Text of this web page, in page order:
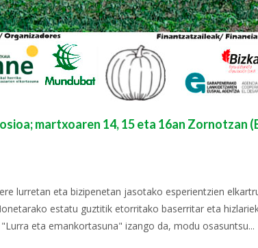
martxoaren 14, 15 eta 16an Zornotzan
lurretan eta bizipenetan jasotako esperientzien
estatu guztitik etorritako baserritar eta
eta emankortasuna" izango da, modu osasuntsu...